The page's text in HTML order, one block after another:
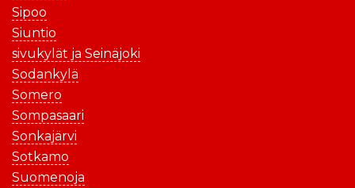
Sipoo
Siuntio
sivukylät ja Seinäjoki
Sodankylä
Somero
Sompasaari
Sonkajärvi
Sotkamo
Suomenoja